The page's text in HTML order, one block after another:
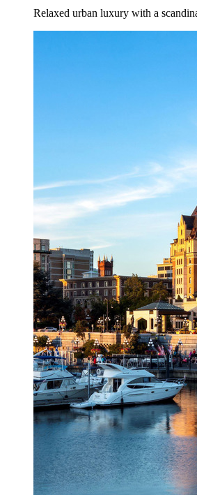
Relaxed urban luxury with a